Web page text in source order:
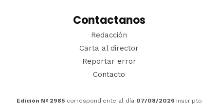
Contactanos
Redacción
Carta al director
Reportar error
Contacto
Edición Nº 2985 correspondiente al día 07/08/2026 Inscripto